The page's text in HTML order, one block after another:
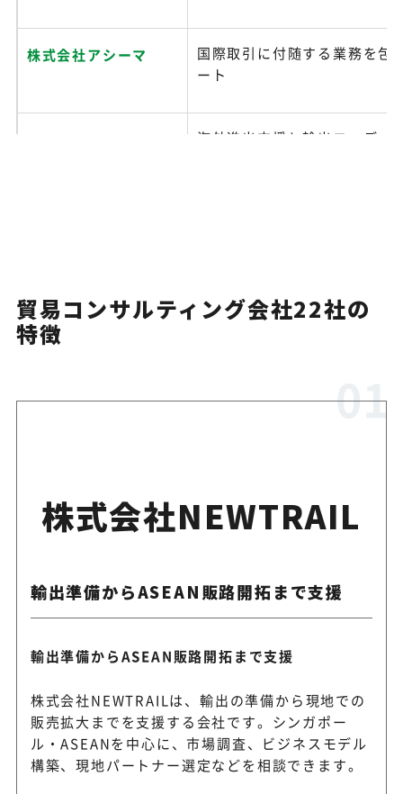
株式会社アシーマ
国際取引に付随する業務を包
ート
海外進出支援と輸出コーディ
株式会社近鉄トレーデ
ィングサービス
YCPグループ
海外貨物・物流領域に特化し
株式会社SWT
物流・貿易コンサルティング
KANTAN株式会社
海外販路開拓ディレクターが
ら輸出開始まで支援
貿易コンサルティング会社22社の
特徴
株式会社NEWTRAIL
輸出準備からASEAN販路開拓まで支援
輸出準備からASEAN販路開拓まで支援
株式会社NEWTRAILは、輸出の準備から現地での
販売拡大までを支援する会社です。シンガポー
ル・ASEANを中心に、市場調査、ビジネスモデル
構築、現地パートナー選定などを相談できます。